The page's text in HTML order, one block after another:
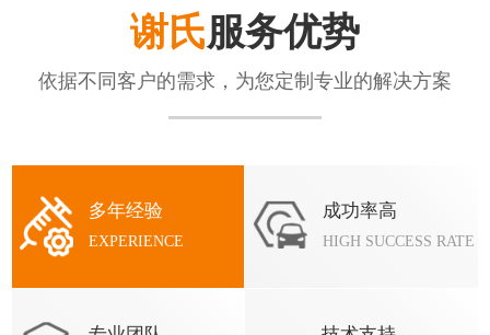
谢氏服务优势
依据不同客户的需求，为您定制专业的解决方案
多年经验
EXPERIENCE
成功率高
HIGH SUCCESS RATE